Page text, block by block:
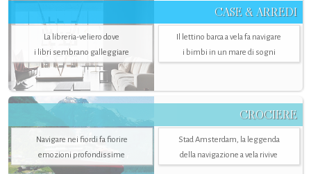
CASE & ARREDI
La libreria-veliero dove
i libri sembrano galleggiare
Il lettino barca a vela fa navigare
i bimbi in un mare di sogni
CROCIERE
Navigare nei fiordi fa fiorire
emozioni profondissime
Stad Amsterdam, la leggenda
della navigazione a vela rivive